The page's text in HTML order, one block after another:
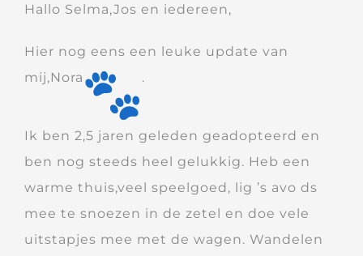
Hallo Selma,Jos en iedereen,
Hier nog eens een leuke update van
mij,Nora
.
Ik ben 2,5 jaren geleden geadopteerd en
ben nog steeds heel gelukkig. Heb een
warme thuis,veel speelgoed, lig ’s avo ds
mee te snoezen in de zetel en doe vele
uitstapjes mee met de wagen. Wandelen